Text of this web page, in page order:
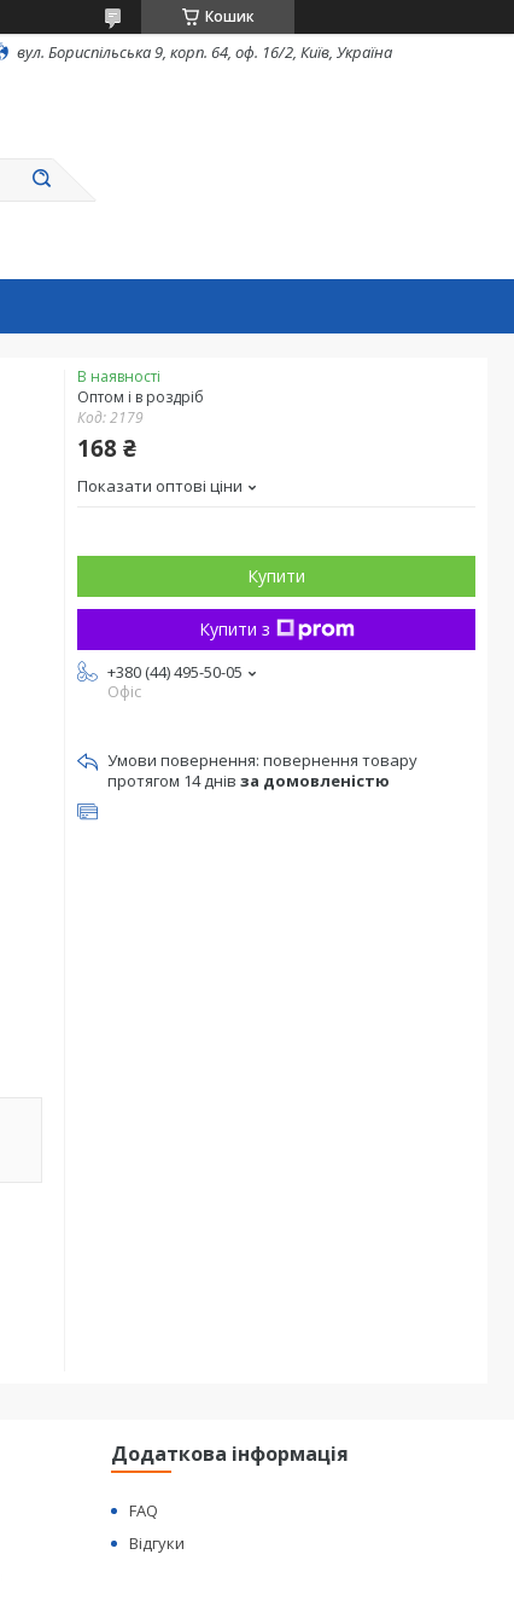
Кошик
вул. Бориспільська 9, корп. 64, оф. 16/2, Київ, Україна
В наявності
Оптом і в роздріб
Код:2179
168 ₴
Показати оптові ціни
Купити
Купити з
+380 (44) 495-50-05
Офіс
повернення товару
протягом 14 днів за домовленістю
Додаткова інформація
FAQ
Відгуки